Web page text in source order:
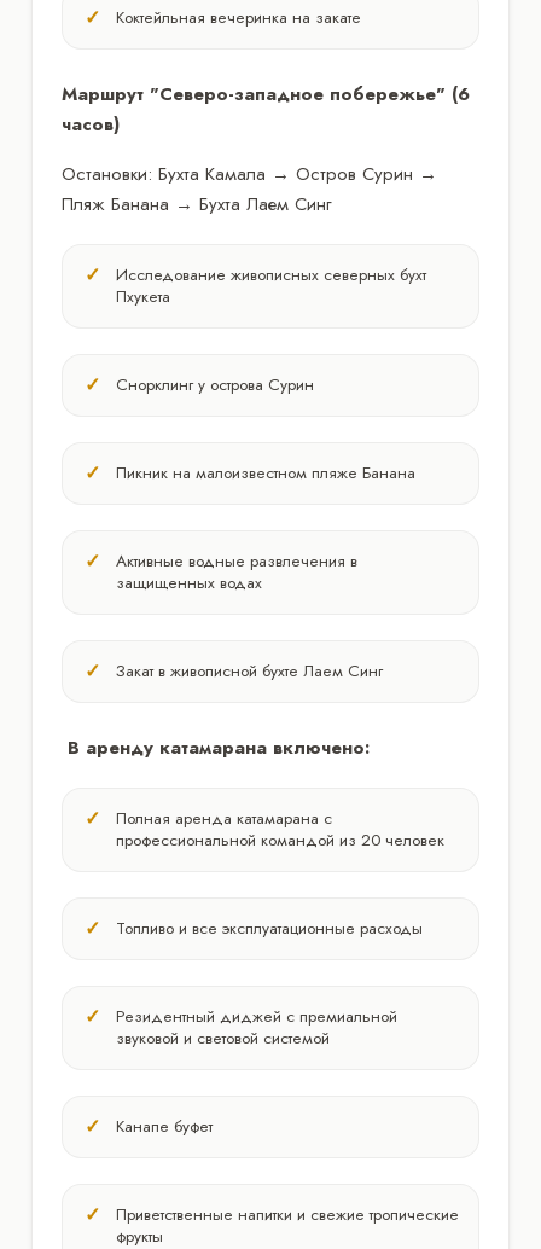
Коктейльная вечеринка на закате
Маршрут "Северо-западное побережье" (6
часов)
Остановки: Бухта Камала → Остров Сурин →
Пляж Банана → Бухта Лаем Синг
Исследование живописных северных бухт
Пхукета
Снорклинг у острова Сурин
Пикник на малоизвестном пляже Банана
Активные водные развлечения в
защищенных водах
Закат в живописной бухте Лаем Синг
В аренду катамарана включено:
Полная аренда катамарана с
профессиональной командой из 20 человек
Топливо и все эксплуатационные расходы
Резидентный диджей с премиальной
звуковой и световой системой
Канапе буфет
Приветственные напитки и свежие тропические
фрукты